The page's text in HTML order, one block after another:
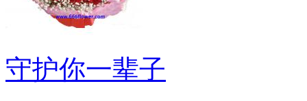
守护你一辈子